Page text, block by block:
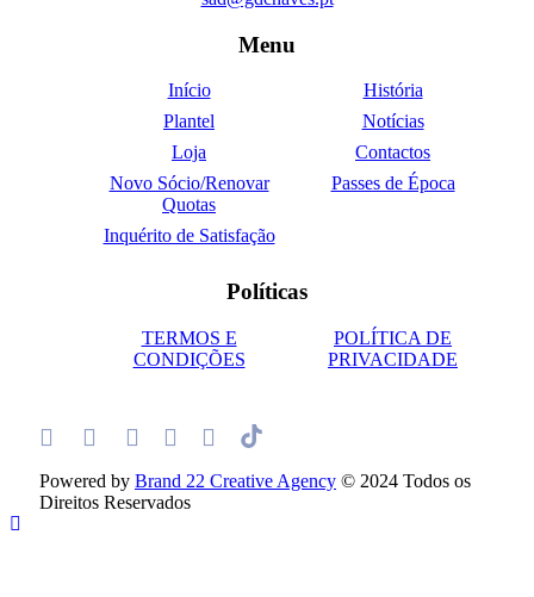
Menu
Início
História
Plantel
Notícias
Loja
Contactos
Novo Sócio/Renovar
Quotas
Passes de Época
Inquérito de Satisfação
Políticas
TERMOS E
CONDIÇÕES
POLÍTICA DE
PRIVACIDADE
Powered by Brand 22 Creative Agency © 2024 Todos os
Direitos Reservados